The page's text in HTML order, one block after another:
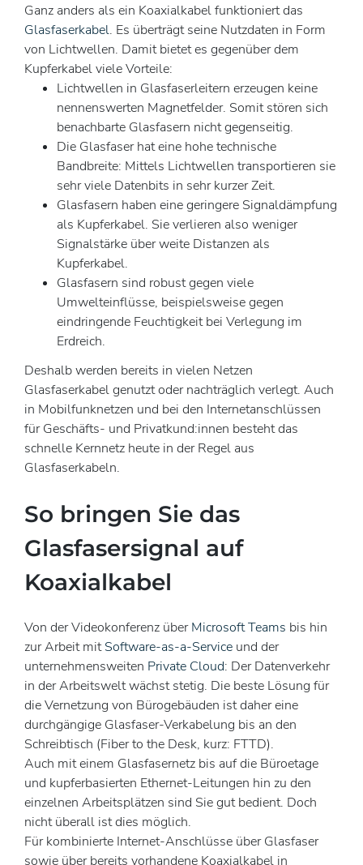
Ganz anders als ein Koaxialkabel funktioniert das
Glasfaserkabel. Es überträgt seine Nutzdaten in Form
von Lichtwellen. Damit bietet es gegenüber dem
Kupferkabel viele Vorteile:
Lichtwellen in Glasfaserleitern erzeugen keine
nennenswerten Magnetfelder. Somit stören sich
benachbarte Glasfasern nicht gegenseitig.
Die Glasfaser hat eine hohe technische
Bandbreite: Mittels Lichtwellen transportieren sie
sehr viele Datenbits in sehr kurzer Zeit.
Glasfasern haben eine geringere Signaldämpfung
als Kupferkabel. Sie verlieren also weniger
Signalstärke über weite Distanzen als
Kupferkabel.
Glasfasern sind robust gegen viele
Umwelteinflüsse, beispielsweise gegen
eindringende Feuchtigkeit bei Verlegung im
Erdreich.
Deshalb werden bereits in vielen Netzen
Glasfaserkabel genutzt oder nachträglich verlegt. Auch
in Mobilfunknetzen und bei den Internetanschlüssen
für Geschäfts- und Privatkund:innen besteht das
schnelle Kernnetz heute in der Regel aus
Glasfaserkabeln.
So bringen Sie das
Glasfasersignal auf
Koaxialkabel
Von der Videokonferenz überMicrosoft Teams bis hin
zur Arbeit mitSoftware-as-a-Service und der
unternehmensweiten Private Cloud: Der Datenverkehr
in der Arbeitswelt wächst stetig. Die beste Lösung für
die Vernetzung von Bürogebäuden ist daher eine
durchgängige Glasfaser-Verkabelung bis an den
Schreibtisch (Fiber to the Desk, kurz: FTTD).
Auch mit einem Glasfasernetz bis auf die Büroetage
und kupferbasierten Ethernet-Leitungen hin zu den
einzelnen Arbeitsplätzen sind Sie gut bedient. Doch
nicht überall ist dies möglich.
Für kombinierte Internet-Anschlüsse über Glasfaser
sowie über bereits vorhandene Koaxialkabel in